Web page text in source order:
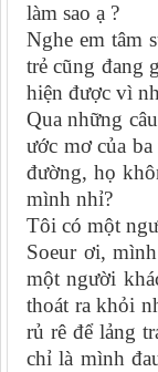
làm sao ạ ?
Nghe em tâm
trẻ cũng đang
hiện được vì
Qua những
ước mơ của
đường, họ
mình nhỉ?
Tôi có một
Soeur ơi,
một người
thoát ra khỏi
rủ rê để lảng
chỉ là mình